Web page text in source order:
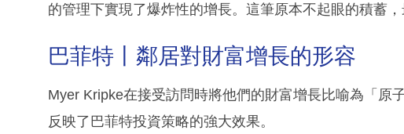
的管理下實現了爆炸性的增長。這筆原本不起眼的積蓄，
巴菲特丨鄰居對財富增長的形容
Myer Kripke在接受訪問時將他們的財富增長比喻為「原
反映了巴菲特投資策略的強大效果。